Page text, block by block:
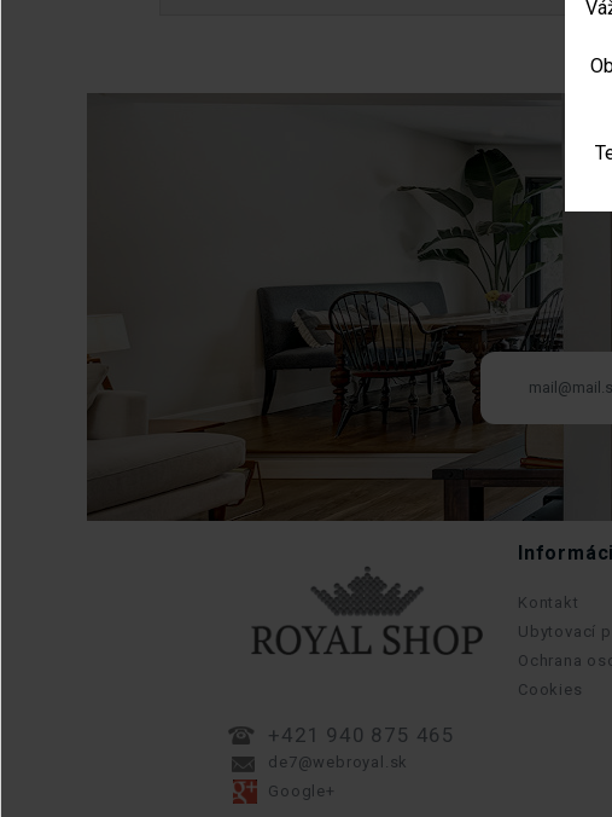
+421 940 875 465
de7@webroyal.sk
Google+
Kontakt
Ubytovací
Ochrana
Cookies